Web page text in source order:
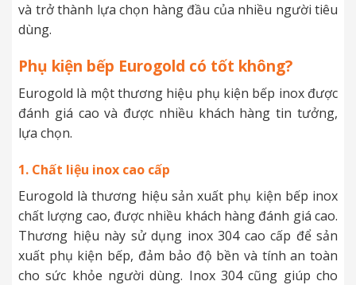
và trở thành lựa chọn hàng đầu của nhiều người tiêu
dùng.
Phụ kiện bếp Eurogold có tốt không?
Eurogold là một thương hiệu phụ kiện bếp inox được
đánh giá cao và được nhiều khách hàng tin tưởng,
lựa chọn.
1. Chất liệu inox cao cấp
Eurogold là thương hiệu sản xuất phụ kiện bếp inox
chất lượng cao, được nhiều khách hàng đánh giá cao.
Thương hiệu này sử dụng inox 304 cao cấp để sản
xuất phụ kiện bếp, đảm bảo độ bền và tính an toàn
cho sức khỏe người dùng. Inox 304 cũng giúp cho